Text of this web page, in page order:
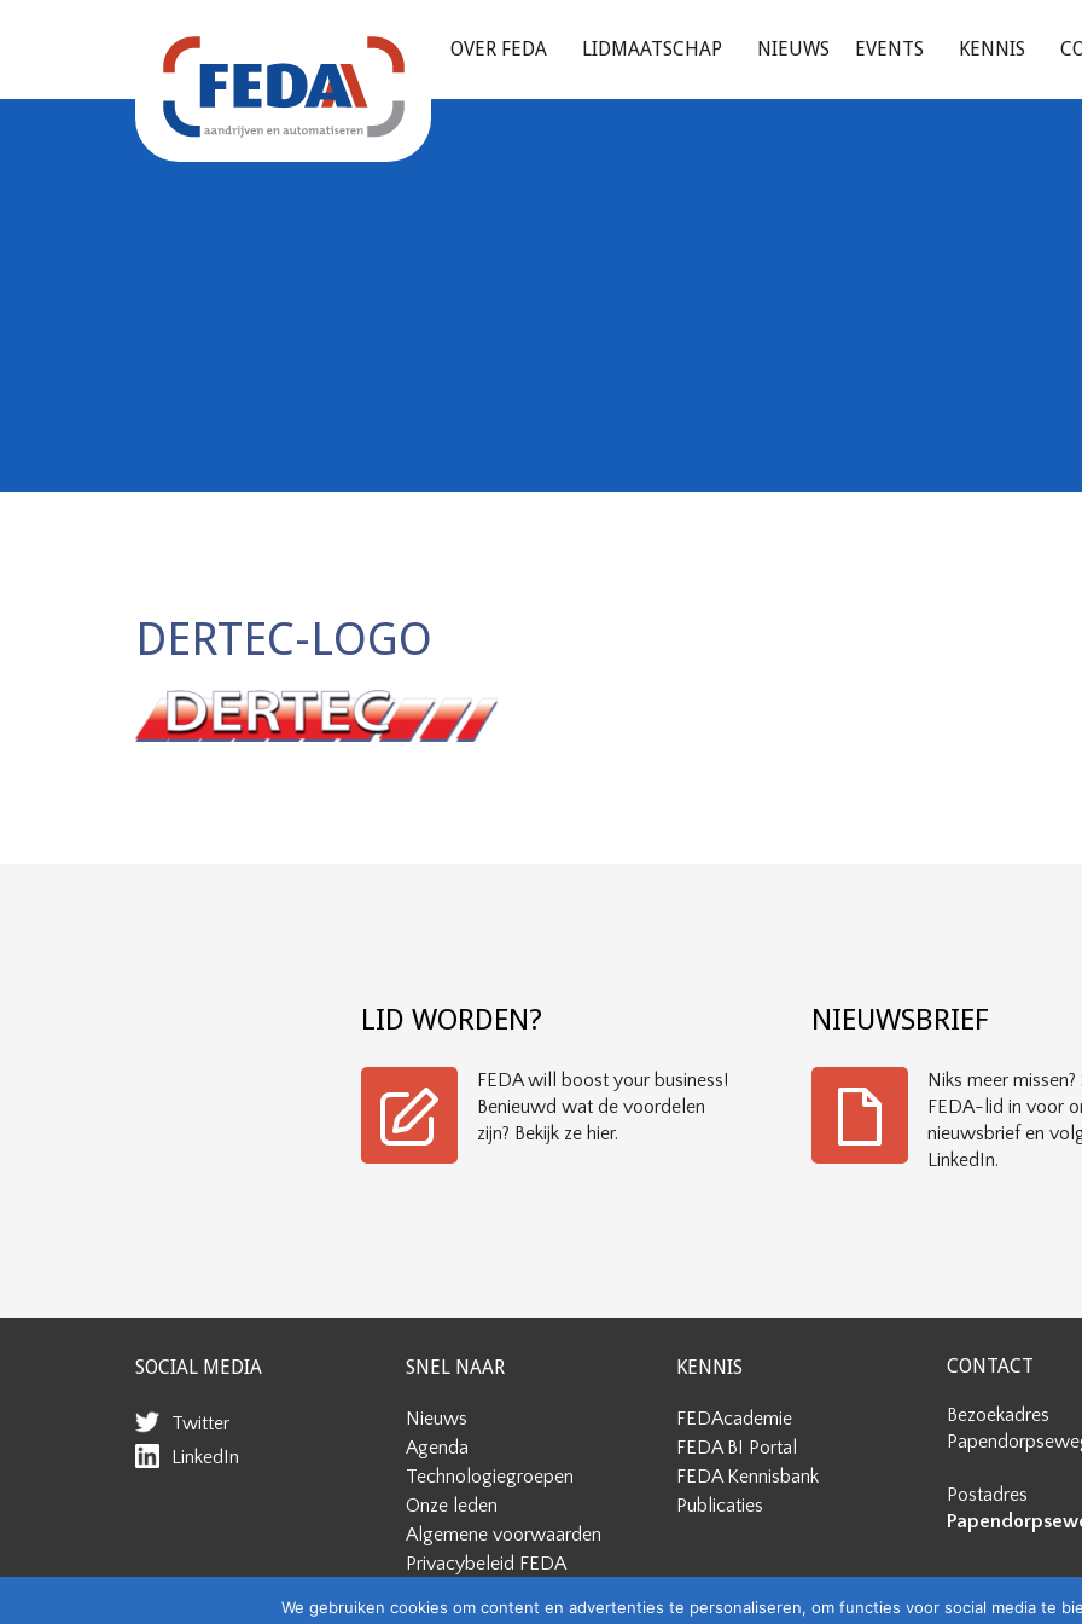
OVER FEDA LIDMAATSCHAP NIEUWS EVENTS KENNIS
DERTEC-LOGO
LID WORDEN?
FEDA will boost your business!
Benieuwd wat de voordelen
zijn? Bekijk ze hier.
NIEUWSBRIEF
Niks meer
FEDA-lid in voor
nieuwsbrief en
LinkedIn.
SOCIAL MEDIA
Twitter
LinkedIn
SNEL NAAR
Nieuws
Agenda
Technologiegroepen
Onze leden
Algemene voorwaarden
Privacybeleid FEDA
KENNIS
FEDAcademie
FEDA BI Portal
FEDA Kennisbank
Publicaties
CONTACT
Bezoekadres
Postadres
We gebruiken cookies om content en advertenties te personaliseren, om functies voor social media te